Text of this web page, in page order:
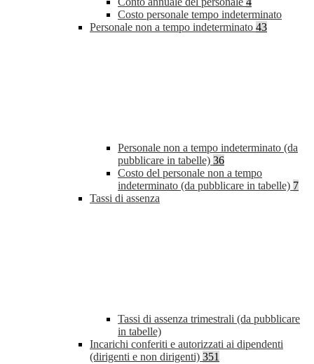
Costo personale tempo indeterminato
Personale non a tempo indeterminato 43
Personale non a tempo indeterminato (da
pubblicare in tabelle) 36
Costo del personale non a tempo
indeterminato (da pubblicare in tabelle) 7
Tassi di assenza
Tassi di assenza trimestrali (da pubblicare
in tabelle)
Incarichi conferiti e autorizzati ai dipendenti
(dirigenti e non dirigenti) 351